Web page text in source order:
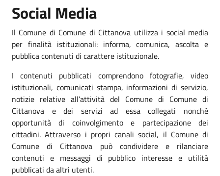
Social Media
Il Comune di Comune di Cittanova utilizza i social media
per finalità istituzionali: informa, comunica, ascolta e
pubblica contenuti di carattere istituzionale.
I contenuti pubblicati comprendono fotografie, video
istituzionali, comunicati stampa, informazioni di servizio,
notizie relative all’attività del Comune di Comune di
Cittanova e dei servizi ad essa collegati nonché
opportunità di coinvolgimento e partecipazione dei
cittadini. Attraverso i propri canali social, il Comune di
Comune di Cittanova può condividere e rilanciare
contenuti e messaggi di pubblico interesse e utilità
pubblicati da altri utenti.